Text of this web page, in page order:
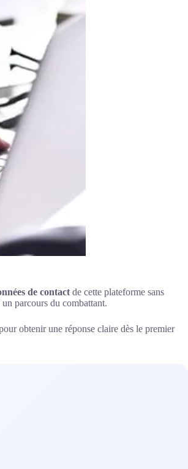
de contact de cette plateforme sans
parcours du combattant.
obtenir une réponse claire dès le premier